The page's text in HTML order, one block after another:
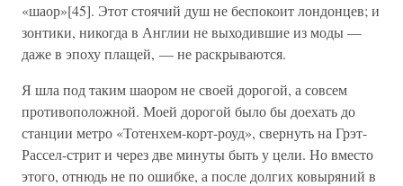
«шаор»[45]. Этот стоячий душ не беспокоит лондонцев; и
зонтики, никогда в Англии не выходившие из моды —
даже в эпоху плащей, — не раскрываются.
Я шла под таким шаором не своей дорогой, а совсем
противоположной. Моей дорогой было бы доехать до
станции метро «Тотенхем-корт-роуд», свернуть на Грэт-
Рассел-стрит и через две минуты быть у цели. Но вместо
этого, отнюдь не по ошибке, а после долгих ковыряний в